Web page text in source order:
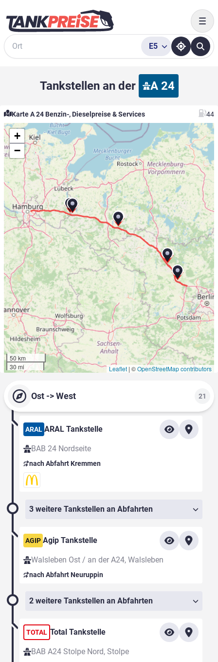
Suche
E5
Tankstellen an der A 24
Karte A 24 Benzin-, Dieselpreise & Services 44
+
−
50 km
30 mi
Leaflet | ©OpenStreetMap contributors
Ost -> West 21
ARAL ARAL Tankstelle
BAB 24 Nordseite
nach Abfahrt Kremmen
3 weitere Tankstellen an Abfahrten
AGIP Agip Tankstelle
Walsleben Ost / an der A24, Walsleben
nach Abfahrt Neuruppin
2 weitere Tankstellen an Abfahrten
TOTAL Total Tankstelle
BAB A24 Stolpe Nord, Stolpe